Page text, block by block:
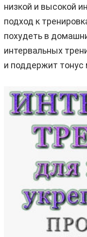
низкой и высокой
подход к
похудеть в
интервальных
и поддержит тонус